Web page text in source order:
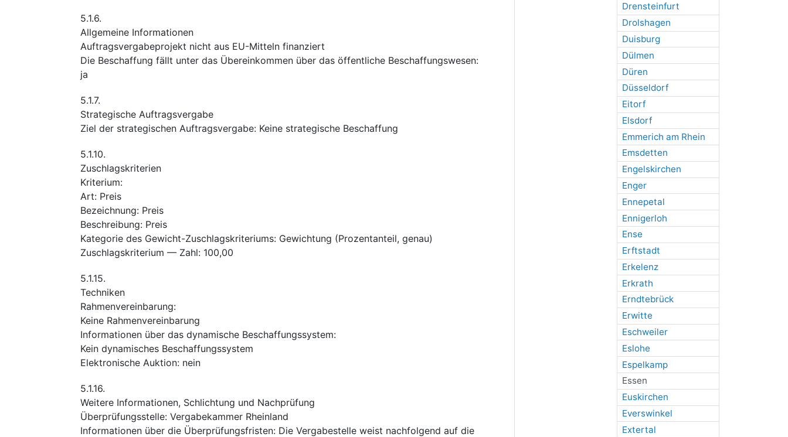
Drensteinfurt
Drolshagen
Duisburg
Dülmen
Düren
Düsseldorf
Eitorf
Elsdorf
Emmerich am Rhein
Emsdetten
Engelskirchen
Enger
Ennepetal
Ennigerloh
Ense
Erftstadt
Erkelenz
Erkrath
Erndtebrück
Erwitte
Eschweiler
Eslohe
Espelkamp
Essen
Euskirchen
Everswinkel
Extertal
5.1.6.
Allgemeine Informationen
Auftragsvergabeprojekt nicht aus EU-Mitteln finanziert
Die Beschaffung fällt unter das Übereinkommen über das öffentliche Beschaffungswesen:
ja
5.1.7.
Strategische Auftragsvergabe
Ziel der strategischen Auftragsvergabe: Keine strategische Beschaffung
5.1.10.
Zuschlagskriterien
Kriterium:
Art: Preis
Bezeichnung: Preis
Beschreibung: Preis
Kategorie des Gewicht-Zuschlagskriteriums: Gewichtung (Prozentanteil, genau)
Zuschlagskriterium — Zahl: 100,00
5.1.15.
Techniken
Rahmenvereinbarung:
Keine Rahmenvereinbarung
Informationen über das dynamische Beschaffungssystem:
Kein dynamisches Beschaffungssystem
Elektronische Auktion: nein
5.1.16.
Weitere Informationen, Schlichtung und Nachprüfung
Überprüfungsstelle: Vergabekammer Rheinland
Informationen über die Überprüfungsfristen: Die Vergabestelle weist nachfolgend auf die